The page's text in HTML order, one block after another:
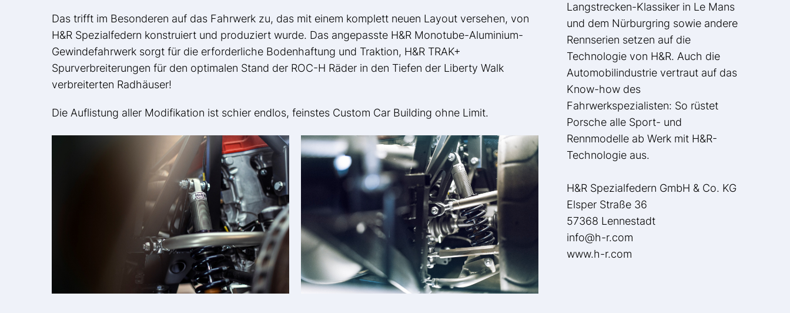
Das trifft im Besonderen auf das Fahrwerk zu, das mit einem komplett neuen Layout versehen, von
H&R Spezialfedern konstruiert und produziert wurde. Das angepasste H&R Monotube-Aluminium-
Gewindefahrwerk sorgt für die erforderliche Bodenhaftung und Traktion, H&R TRAK+
Spurverbreiterungen für den optimalen Stand der ROC-H Räder in den Tiefen der Liberty Walk
verbreiterten Radhäuser!
Die Auflistung aller Modifikation ist schier endlos, feinstes Custom Car Building ohne Limit.
Langstrecken-Klassiker in Le Mans
und dem Nürburgring sowie andere
Rennserien setzen auf die
Technologie von H&R. Auch die
Automobilindustrie vertraut auf das
Know-how des
Fahrwerkspezialisten: So rüstet
Porsche alle Sport- und
Rennmodelle ab Werk mit H&R-
Technologie aus.
H&R Spezialfedern GmbH & Co. KG
Elsper Straße 36
57368 Lennestadt
info@h-r.com
www.h-r.com